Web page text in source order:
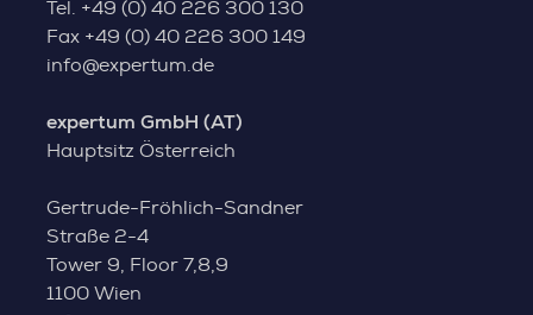
Tel. +49 (0) 40 226 300 130
Fax +49 (0) 40 226 300 149
info@expertum.de
expertum GmbH (AT)
Hauptsitz Österreich
Gertrude-Fröhlich-Sandner
Straße 2-4
Tower 9, Floor 7,8,9
1100 Wien